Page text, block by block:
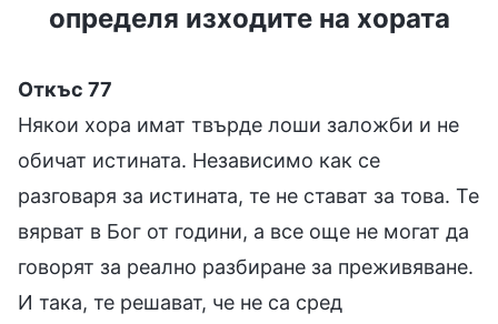
определя изходите на хората
Откъс 77
Някои хора имат твърде лоши заложби и не
обичат истината. Независимо как се
разговаря за истината, те не стават за това. Те
вярват в Бог от години, а все още не могат да
говорят за реално разбиране за преживяване.
И така, те решават, че не са сред